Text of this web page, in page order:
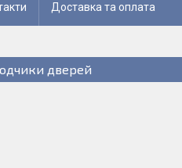
Доставка та оплата
дверей